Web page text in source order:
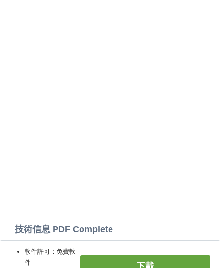
技術信息 PDF Complete
下載
軟件許可：免費軟
件